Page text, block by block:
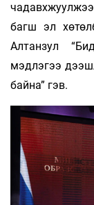
багш эл
Алтанзул
мэдлэгээ
байна” гэв.